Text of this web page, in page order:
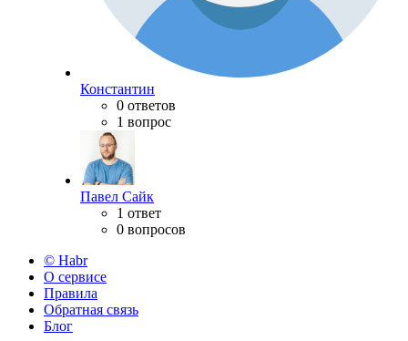
Константин
0 ответов
1 вопрос
Павел Сайк
1 ответ
0 вопросов
© Habr
О сервисе
Правила
Обратная связь
Блог